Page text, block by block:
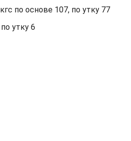
по основе 107, по утку 77
утку 6